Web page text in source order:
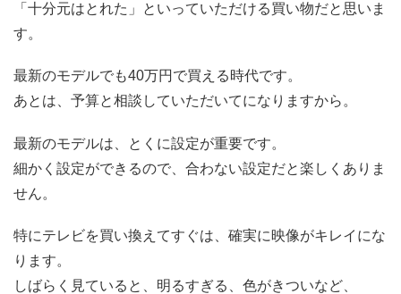
「十分元はとれた」といっていただける買い物だと思いま
す。
最新のモデルでも40万円で買える時代です。
あとは、予算と相談していただいてになりますから。
最新のモデルは、とくに設定が重要です。
細かく設定ができるので、合わない設定だと楽しくありま
せん。
特にテレビを買い換えてすぐは、確実に映像がキレイにな
ります。
しばらく見ていると、明るすぎる、色がきついなど、